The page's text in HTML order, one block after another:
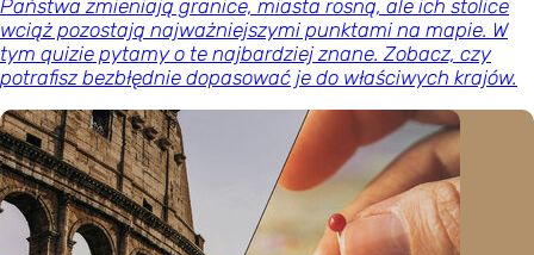
Państwa zmieniają granice, miasta rosną, ale ich stolice
wciąż pozostają najważniejszymi punktami na mapie. W
tym quizie pytamy o te najbardziej znane. Zobacz, czy
potrafisz bezbłędnie dopasować je do właściwych krajów.